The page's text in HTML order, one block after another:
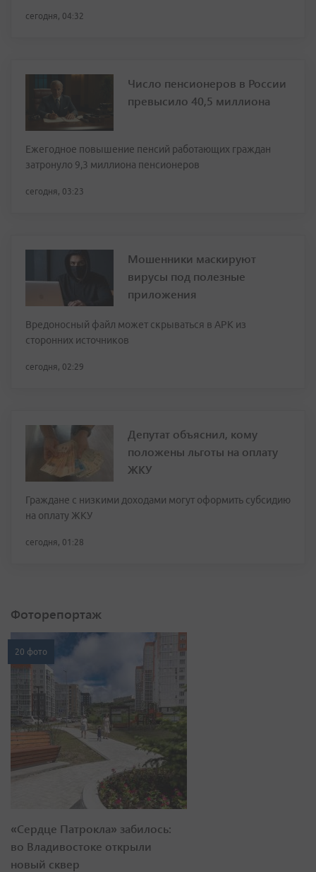
сегодня, 04:32
Число пенсионеров в России
превысило 40,5 миллиона
Ежегодное повышение пенсий работающих граждан
затронуло 9,3 миллиона пенсионеров
сегодня, 03:23
Мошенники маскируют
вирусы под полезные
приложения
Вредоносный файл может скрываться в APK из
сторонних источников
сегодня, 02:29
Депутат объяснил, кому
положены льготы на оплату
ЖКУ
Граждане с низкими доходами могут оформить субсидию
на оплату ЖКУ
сегодня, 01:28
Фоторепортаж
20 фото
«Сердце Патрокла» забилось:
во Владивостоке открыли
новый сквер